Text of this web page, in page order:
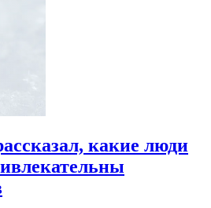
какие люди